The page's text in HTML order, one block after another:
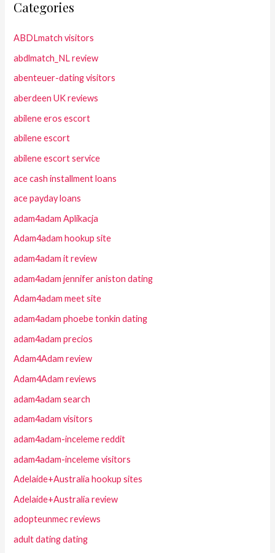
Categories
ABDLmatch visitors
abdlmatch_NL review
abenteuer-dating visitors
aberdeen UK reviews
abilene eros escort
abilene escort
abilene escort service
ace cash installment loans
ace payday loans
adam4adam Aplikacja
Adam4adam hookup site
adam4adam it review
adam4adam jennifer aniston dating
Adam4adam meet site
adam4adam phoebe tonkin dating
adam4adam precios
Adam4Adam review
Adam4Adam reviews
adam4adam search
adam4adam visitors
adam4adam-inceleme reddit
adam4adam-inceleme visitors
Adelaide+Australia hookup sites
Adelaide+Australia review
adopteunmec reviews
adult dating dating